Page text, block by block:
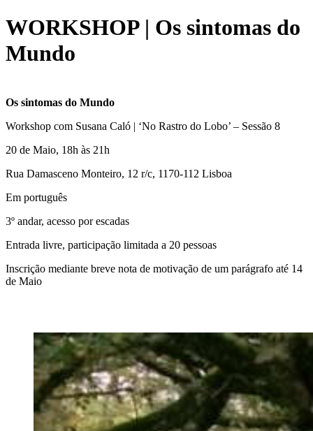
WORKSHOP | Os sintomas do
Mundo
Os sintomas do Mundo
Workshop com Susana Caló | ‘No Rastro do Lobo’ – Sessão 8
20 de Maio, 18h às 21h
Rua Damasceno Monteiro, 12 r/c, 1170-112 Lisboa
Em português
3º andar, acesso por escadas
Entrada livre, participação limitada a 20 pessoas
Inscrição mediante breve nota de motivação de um parágrafo até 14
de Maio